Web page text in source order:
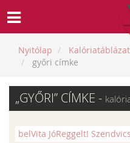
Nyitólap Kalóriatáblázat
győri címke
„GYŐRI” CÍMKE -
belVita JóReggelt!